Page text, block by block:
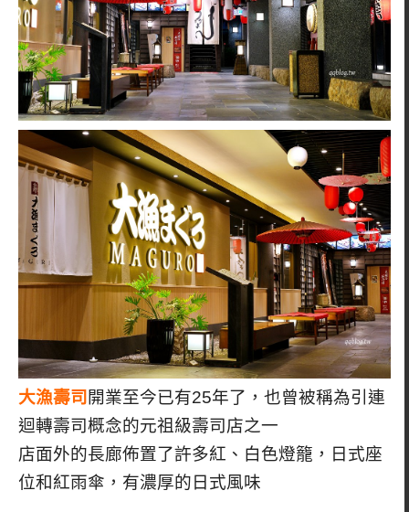
大漁壽司 開業至今已有25年了，也曾被稱為引連
迴轉壽司概念的元祖級壽司店之一
店面外的長廊佈置了許多紅、白色燈籠，日式座
位和紅雨傘，有濃厚的日式風味